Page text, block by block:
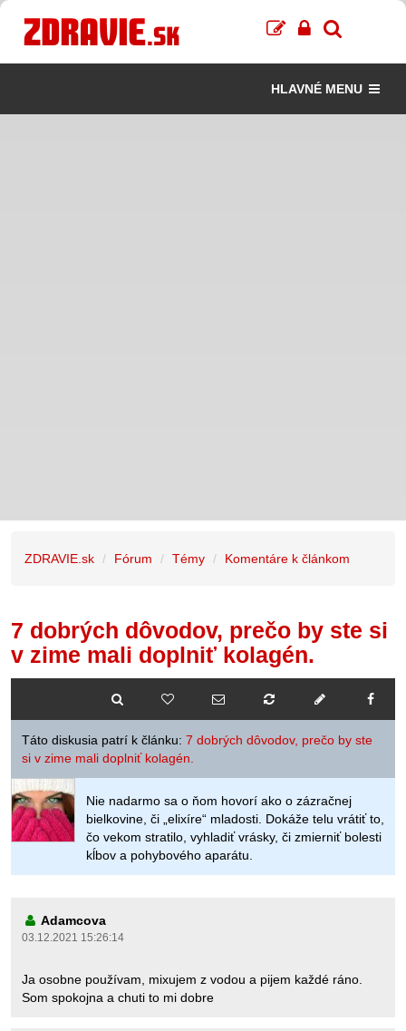
HLAVNÉ MENU
ZDRAVIE.sk Fórum Témy Komentáre k článkom
7 dobrých dôvodov, prečo by ste si
v zime mali doplniť kolagén.
Táto diskusia patrí k článku: 7 dobrých dôvodov, prečo by ste
si v zime mali doplniť kolagén.
Nie nadarmo sa o ňom hovorí ako o zázračnej
bielkovine, či „elixíre“ mladosti. Dokáže telu vrátiť to,
čo vekom stratilo, vyhladiť vrásky, či zmierniť bolesti
kĺbov a pohybového aparátu.
Adamcova
03.12.2021 15:26:14
Ja osobne používam, mixujem z vodou a pijem každé ráno.
Som spokojna a chuti to mi dobre